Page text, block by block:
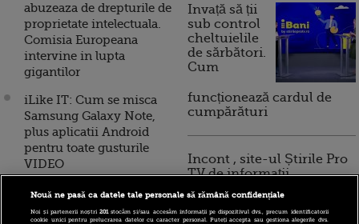
abuzeaza de drepturile de
proprietate intelectuala.
Comisia Europeana
intervine in lupta
gigantilor
iLike IT: Cum se misca
Samsung Galaxy Note,
plus aplicatii Android
pentru toate gusturile
VIDEO
Apple a castigat in fata
Samsung. Vezi cum s-a
Invață să ții
sub control
cheltuielile
de sărbători.
Cum
funcționează cardul de
cumpărături
Incont , site-ul Știrile Pro
TV de informații
economice și educație
financiară, a devenit iBani
Nouă ne pasă ca datele tale personale să rămână confidențiale
Noi și partenerii noștri201stocăm și/sau accesăm informații pe dispozitivul dvs., precum identificatorii
cookie unici pentru prelucrarea datelor cu caracter personal. Puteți accepta sau gestiona alegerile dvs.